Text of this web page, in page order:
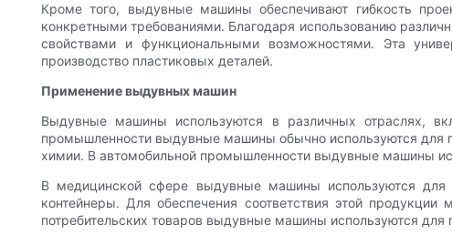
Кроме того, выдувные машины обеспечивают гибкость
конкретными требованиями. Благодаря использованию
свойствами и функциональными возможностями. Эта
производство пластиковых деталей.
Применение выдувных машин
Выдувные машины используются в различных отраслях,
промышленности выдувные машины обычно используются для
химии. В автомобильной промышленности выдувные машины
В медицинской сфере выдувные машины используются для
контейнеры. Для обеспечения соответствия этой
потребительских товаров выдувные машины используются